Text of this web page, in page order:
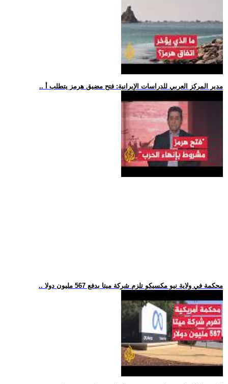
.. مدير المركز العربي للدراسات الإيرانية: فتح مضيق هرمز يتطلب أ
.. محكمة في ولاية نيو مكسيكو تلزم شركة ميتا بدفع 567 مليون دولا